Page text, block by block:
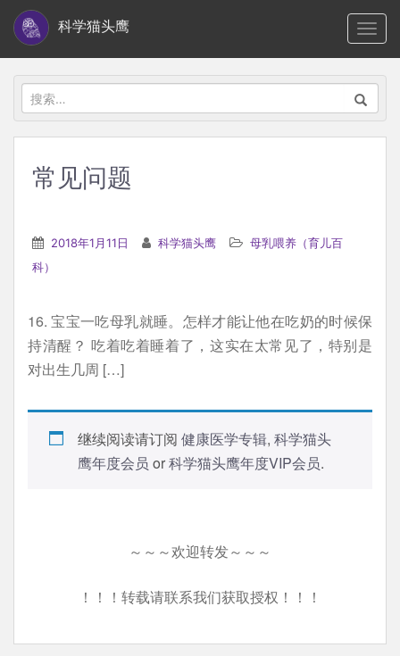
i
科学猫头鹰
搜
索：
常见问题
2018年1月11日 科学猫头鹰
母乳喂养（育儿百
科）
16. 宝宝一吃母乳就睡。怎样才能让他在吃奶的时候保
持清醒？ 吃着吃着睡着了，这实在太常见了，特别是
对出生几周 […]
继续阅读请订阅 健康医学专辑, 科学猫头
鹰年度会员 or科学猫头鹰年度VIP会员.
～～～欢迎转发～～～
！！！转载请联系我们获取授权！！！